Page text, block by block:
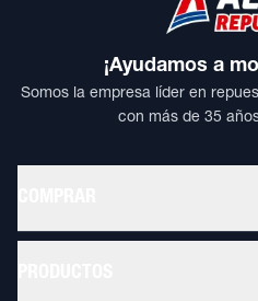
¡Ayudamos a
Somos la empresa líder en
con más de 35